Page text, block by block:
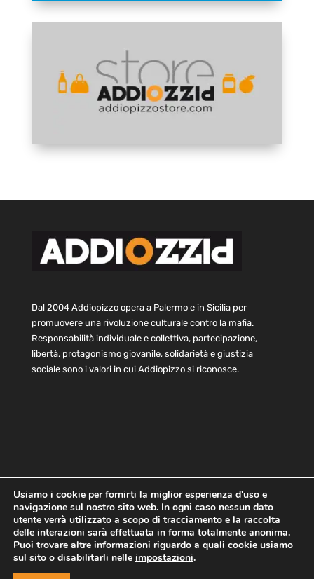
Dal 2004 Addiopizzo opera a Palermo e in Sicilia per
promuovere una rivoluzione culturale contro la mafia.
Responsabilità individuale e collettiva, partecipazione,
libertà, protagonismo giovanile, solidarietà e giustizia
sociale sono i valori in cui Addiopizzo si riconosce.
Home Statuto e bilancio
Contatti
Privacy
Cookie Child Protection Policy
Copyright © 2021 AddioPizzo | Tutti i diritti riservati | Sede
Usiamo i cookie per fornirti la miglior esperienza d'uso e
navigazione sul nostro sito web. In ogni caso nessun dato
utente verrà utilizzato a scopo di tracciamento e la raccolta
delle interazioni sarà effettuata in forma totalmente anonima.
Puoi trovare altre informazioni riguardo a quali cookie usiamo
sul sito o disabilitarli nelle impostazioni.